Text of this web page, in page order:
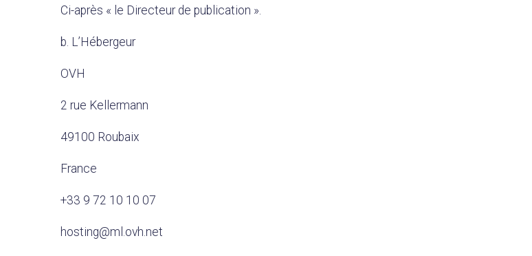
Ci-après « le Directeur de publication ».
b. L’Hébergeur
OVH
2 rue Kellermann
49100 Roubaix
France
+33 9 72 10 10 07
hosting@ml.ovh.net